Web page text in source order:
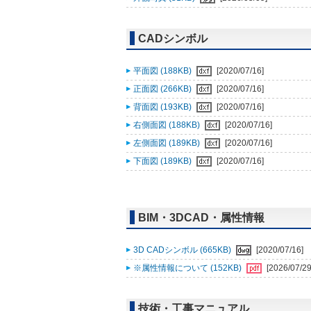
CADシンボル
平面図 (188KB)
[2020/07/16]
正面図 (266KB)
[2020/07/16]
背面図 (193KB)
[2020/07/16]
右側面図 (188KB)
[2020/07/16]
左側面図 (189KB)
[2020/07/16]
下面図 (189KB)
[2020/07/16]
BIM・3DCAD・属性情報
3D CADシンボル (665KB)
[2020/07/16]
※属性情報について (152KB)
[2026/07/
技術・工事マニュアル